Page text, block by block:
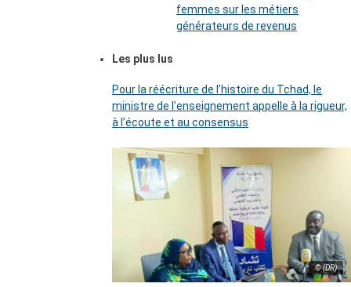
femmes sur les métiers
générateurs de revenus
Les plus lus
Pour la réécriture de l’histoire du Tchad, le
ministre de l’enseignement appelle à la rigueur,
à l’écoute et au consensus
© (DR)